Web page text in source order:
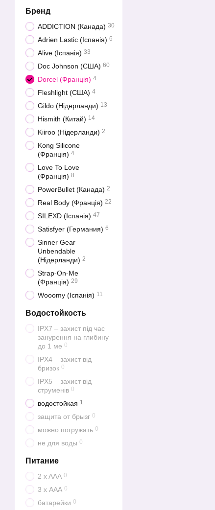
Бренд
ADDICTION (Канада) 30
Adrien Lastic (Іспанія) 6
Alive (Іспанія) 33
Doc Johnson (США) 60
Dorcel (Франція) 4
Fleshlight (США) 4
Gildo (Нідерланди) 13
Hismith (Китай) 14
Kiiroo (Нідерланди) 2
Kong Silicone
(Франція) 4
Love To Love
(Франція) 8
PowerBullet (Канада) 2
Real Body (Франція) 22
SILEXD (Іспанія) 47
Satisfyer (Германия) 6
Sinner Gear
Unbendable
(Нідерланди) 2
Strap-On-Me
(Франція) 29
Wooomy (Іспанія) 11
Водостойкость
IPX7 – захист під час
занурення на глибину
до 1 ме 0
IPX4 – захист від
бризок 0
IPX5 – захист від
струменів 0
водостойкая 1
защита от брызг 0
можно погружать 0
не для воды 0
Питание
2 x AAA 0
3 х ААА 0
батарейки 0